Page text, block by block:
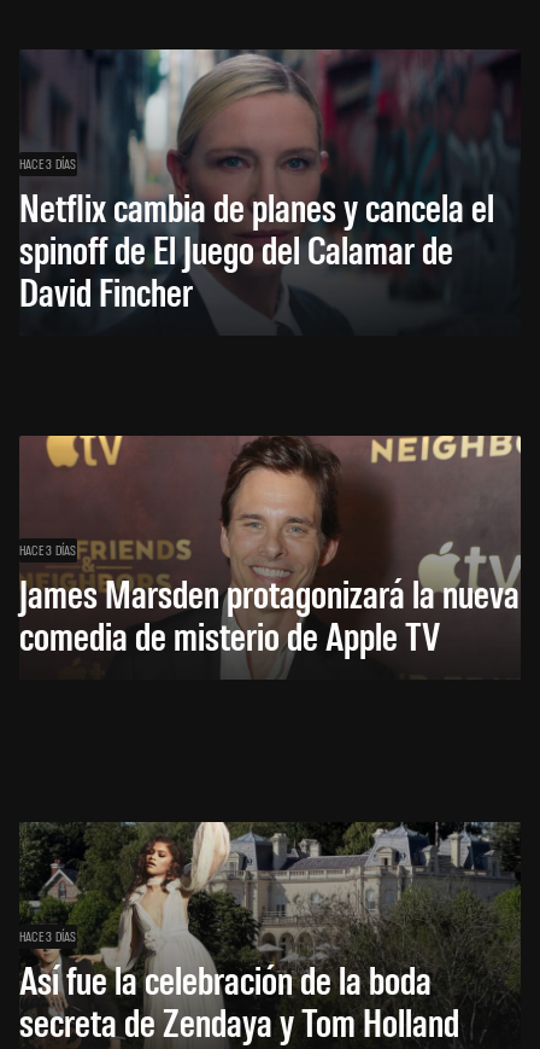
HACE 3 DÍAS
Netflix cambia de planes y cancela el
spinoff de El Juego del Calamar de
David Fincher
HACE 3 DÍAS
James Marsden protagonizará la nueva
comedia de misterio de Apple TV
HACE 3 DÍAS
Así fue la celebración de la boda
secreta de Zendaya y Tom Holland